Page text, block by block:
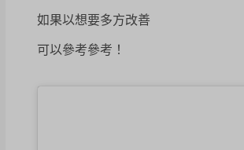
如果以想要多方改善
可以參考參考！